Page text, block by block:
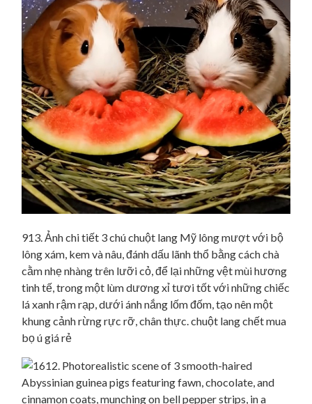
913. Ảnh chi tiết 3 chú chuột lang Mỹ lông mượt với bộ
lông xám, kem và nâu, đánh dấu lãnh thổ bằng cách chà
cằm nhẹ nhàng trên lưỡi cỏ, để lại những vệt mùi hương
tinh tế, trong một lùm dương xỉ tươi tốt với những chiếc
lá xanh rậm rạp, dưới ánh nắng lốm đốm, tạo nên một
khung cảnh rừng rực rỡ, chân thực. chuột lang chết mua
bọ ú giá rẻ